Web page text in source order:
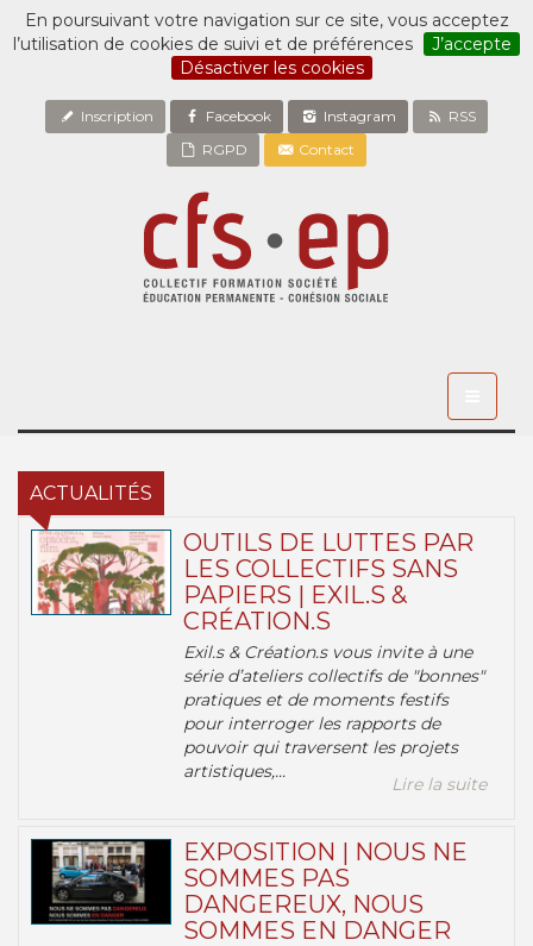
En poursuivant votre navigation sur ce site, vous acceptez
l’utilisation de cookies de suivi et de préférences
J’accepte
Désactiver les cookies
Inscription Facebook Instagram
RSS
RGPD
Contact
ACTUALITÉS
OUTILS DE LUTTES PAR
LES COLLECTIFS SANS
PAPIERS | EXIL.S &
CRÉATION.S
Exil.s & Création.s vous invite à une
série d’ateliers collectifs de "bonnes"
pratiques et de moments festifs
pour interroger les rapports de
pouvoir qui traversent les projets
artistiques,...
Lire la suite
EXPOSITION | NOUS NE
SOMMES PAS
DANGEREUX, NOUS
SOMMES EN DANGER